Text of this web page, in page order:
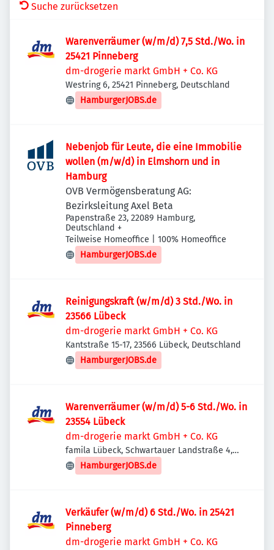
Suche zurücksetzen
Warenverräumer (w/m/d) 7,5 Std./Wo. in
25421 Pinneberg
dm-drogerie markt GmbH + Co. KG
Westring 6, 25421 Pinneberg, Deutschland
HamburgerJOBS.de
Nebenjob für Leute, die eine Immobilie
wollen (m/w/d) in Elmshorn und in
Hamburg
OVB Vermögensberatung AG:
Bezirksleitung Axel Beta
Papenstraße 23, 22089 Hamburg,
Deutschland +
Teilweise Homeoffice | 100% Homeoffice
HamburgerJOBS.de
Reinigungskraft (w/m/d) 3 Std./Wo. in
23566 Lübeck
dm-drogerie markt GmbH + Co. KG
Kantstraße 15-17, 23566 Lübeck, Deutschland
HamburgerJOBS.de
Warenverräumer (w/m/d) 5-6 Std./Wo. in
23554 Lübeck
dm-drogerie markt GmbH + Co. KG
famila Lübeck, Schwartauer Landstraße 4,
23554 Lübeck, Deutschland
HamburgerJOBS.de
Verkäufer (w/m/d) 6 Std./Wo. in 25421
Pinneberg
dm-drogerie markt GmbH + Co. KG